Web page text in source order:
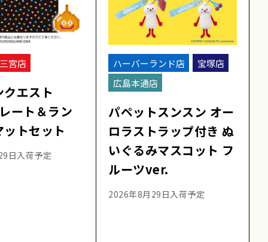
宮店
クエスト
ート＆ラン
トセット
日入荷予定
ハーバーランド店
宝塚店
広島本通店
パペットスンスン オー
ロラストラップ付き ぬ
いぐるみマスコット フ
ルーツver.
2026年8月29日入荷予定